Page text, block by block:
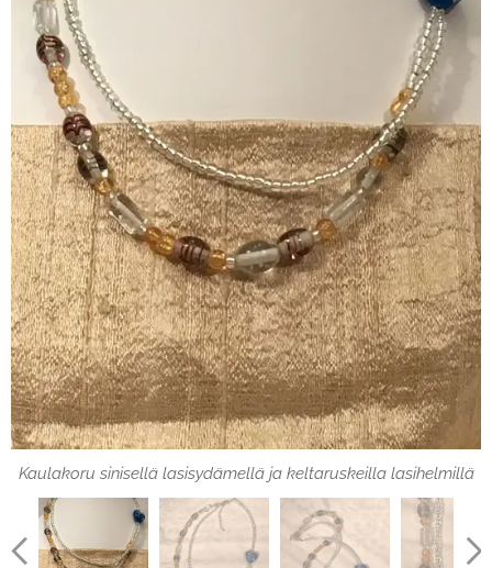
Kaulakoru sinisellä lasisydämellä ja keltaruskeilla lasihelmillä